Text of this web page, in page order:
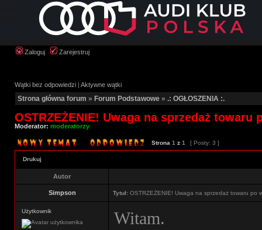
Zaloguj Zarejestruj
Wątki bez odpowiedzi | Aktywne wątki
Strona główna forum » Forum Podstawowe » .: OGŁOSZENIA :.
OSTRZEŻENIE! Uwaga na sprzedaż towaru
Moderator: moderatorzy
Strona 1 z 1 [ Posty: 3 ]
Drukuj
Autor
Simpson Tytuł: OSTRZEŻENIE! Uwaga na sprzedaż towaru po
Użytkownik
Witam.